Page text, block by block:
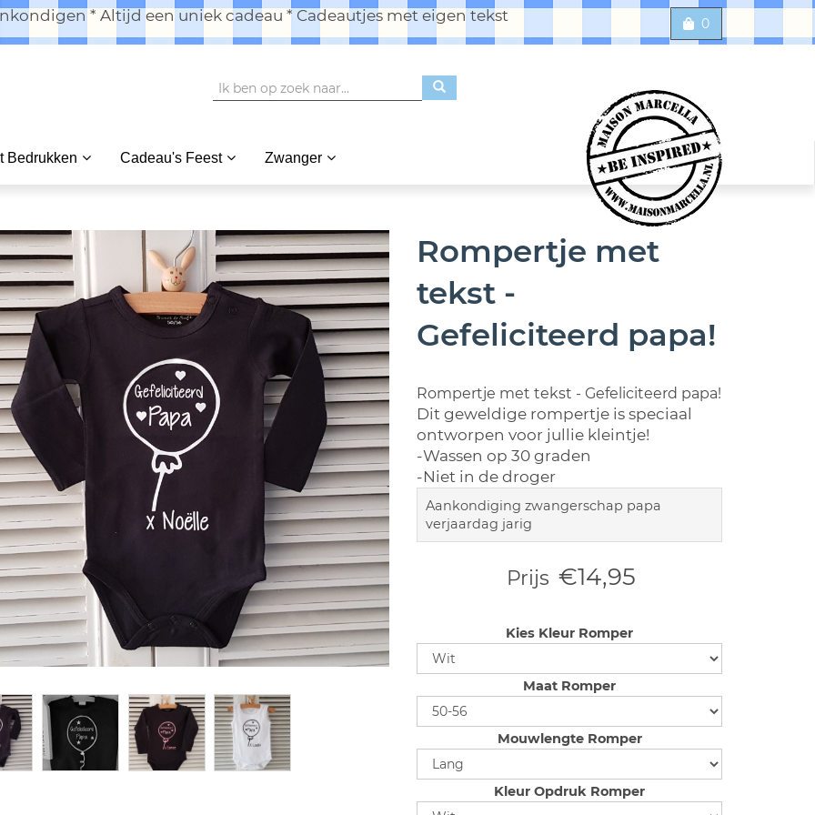
* Altijd een uniek cadeau * Cadeautjes met eigen tekst 0
Bedrukken Cadeau's Feest Zwanger
Rompertje met
tekst -
Gefeliciteerd papa!
Rompertje met tekst - Gefeliciteerd papa!
Dit geweldige rompertje is speciaal
ontworpen voor jullie kleintje!
-Wassen op 30 graden
-Niet in de droger
Aankondiging zwangerschap papa
verjaardag jarig
Prijs €14,95
Kies Kleur Romper
Maat Romper
Mouwlengte Romper
Kleur Opdruk Romper